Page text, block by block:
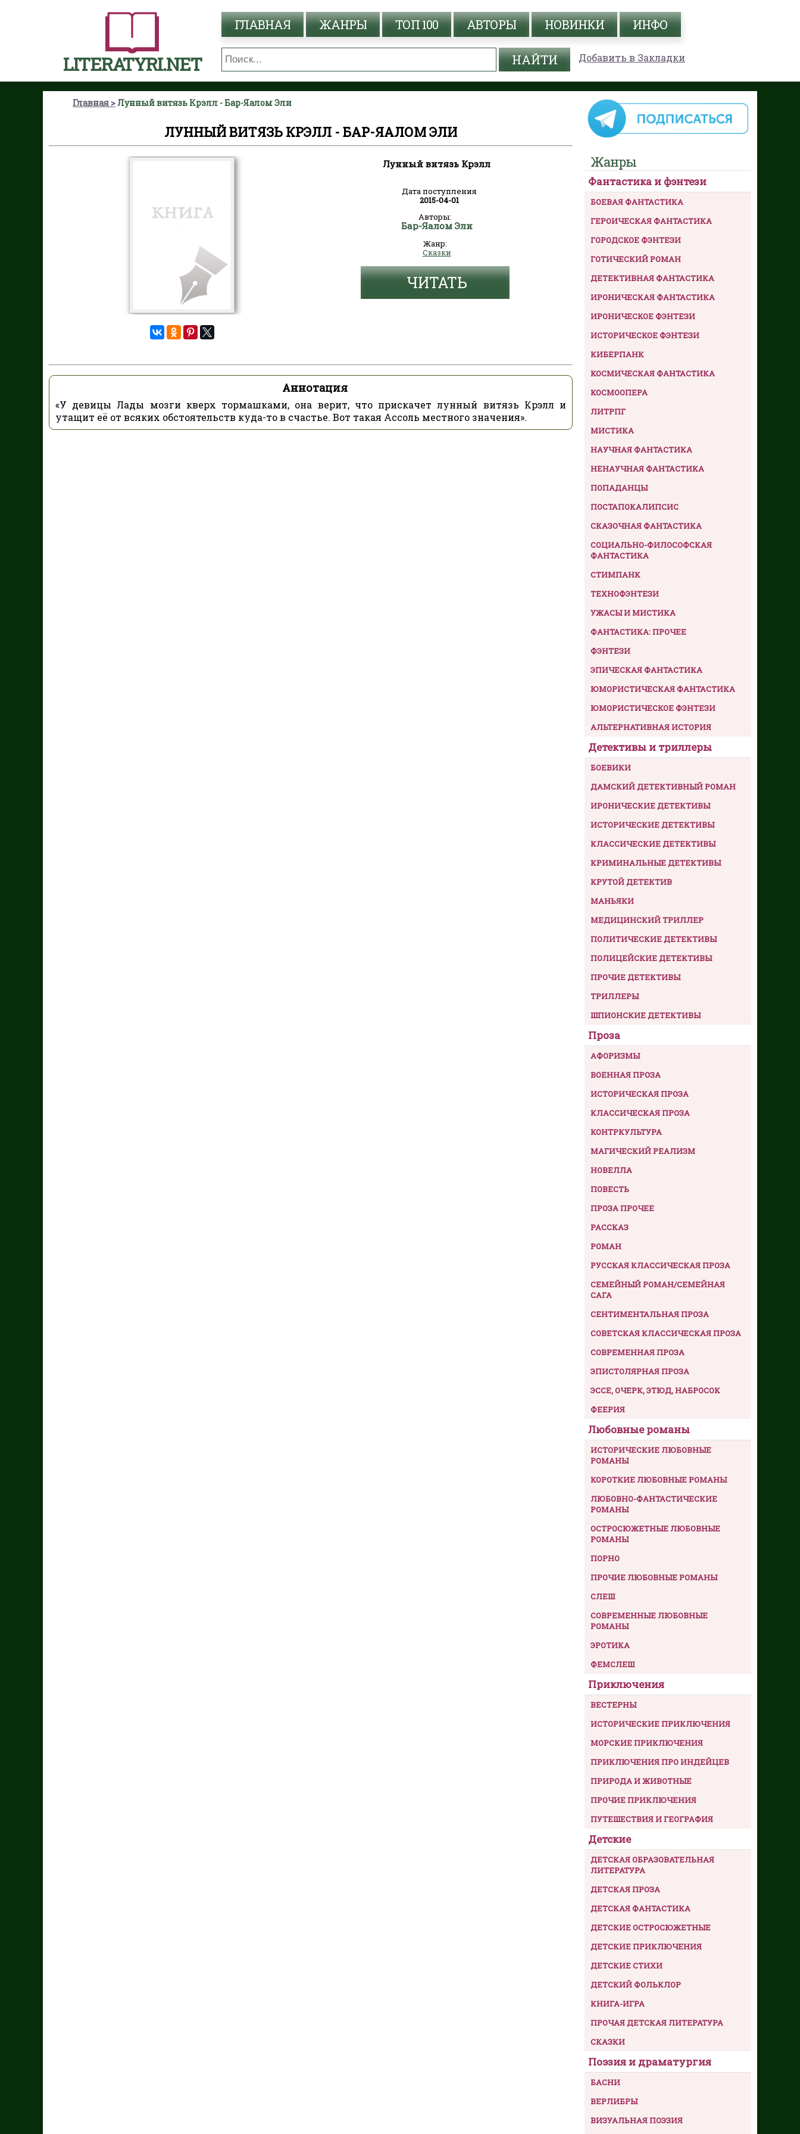
LITERATYRI.NET
ГЛАВНАЯ ЖАНРЫ ТОП 100 АВТОРЫ НОВИНКИ ИНФО
Добавить в Закладки
Главная Лунный витязь Крэлл - Бар-Яалом Эли
ЛУННЫЙ ВИТЯЗЬ КРЭЛЛ - БАР-ЯАЛОМ ЭЛИ
Лунный витязь Крэлл
Дата поступления
2015-04-01
Авторы:
Бар-Яалом Эли
Жанр:
Сказки
ЧИТАТЬ
Аннотация
«У девицы Лады мозги кверх тормашками, она верит, что прискачет лунный витязь Крэлл и
утащит её от всяких обстоятельств куда-то в счастье. Вот такая Ассоль местного значения».
Жанры
Фантастика и фэнтези
БОЕВАЯ ФАНТАСТИКА
ГЕРОИЧЕСКАЯ ФАНТАСТИКА
ГОРОДСКОЕ ФЭНТЕЗИ
ГОТИЧЕСКИЙ РОМАН
ДЕТЕКТИВНАЯ ФАНТАСТИКА
ИРОНИЧЕСКАЯ ФАНТАСТИКА
ИРОНИЧЕСКОЕ ФЭНТЕЗИ
ИСТОРИЧЕСКОЕ ФЭНТЕЗИ
КИБЕРПАНК
КОСМИЧЕСКАЯ ФАНТАСТИКА
КОСМООПЕРА
ЛИТРПГ
МИСТИКА
НАУЧНАЯ ФАНТАСТИКА
НЕНАУЧНАЯ ФАНТАСТИКА
ПОПАДАНЦЫ
ПОСТАПОКАЛИПСИС
СКАЗОЧНАЯ ФАНТАСТИКА
СОЦИАЛЬНО-ФИЛОСОФСКАЯ
ФАНТАСТИКА
СТИМПАНК
ТЕХНОФЭНТЕЗИ
УЖАСЫ И МИСТИКА
ФАНТАСТИКА: ПРОЧЕЕ
ФЭНТЕЗИ
ЭПИЧЕСКАЯ ФАНТАСТИКА
ЮМОРИСТИЧЕСКАЯ ФАНТАСТИКА
ЮМОРИСТИЧЕСКОЕ ФЭНТЕЗИ
АЛЬТЕРНАТИВНАЯ ИСТОРИЯ
Детективы и триллеры
БОЕВИКИ
ДАМСКИЙ ДЕТЕКТИВНЫЙ РОМАН
ИРОНИЧЕСКИЕ ДЕТЕКТИВЫ
ИСТОРИЧЕСКИЕ ДЕТЕКТИВЫ
КЛАССИЧЕСКИЕ ДЕТЕКТИВЫ
КРИМИНАЛЬНЫЕ ДЕТЕКТИВЫ
КРУТОЙ ДЕТЕКТИВ
МАНЬЯКИ
МЕДИЦИНСКИЙ ТРИЛЛЕР
ПОЛИТИЧЕСКИЕ ДЕТЕКТИВЫ
ПОЛИЦЕЙСКИЕ ДЕТЕКТИВЫ
ПРОЧИЕ ДЕТЕКТИВЫ
ТРИЛЛЕРЫ
ШПИОНСКИЕ ДЕТЕКТИВЫ
Проза
АФОРИЗМЫ
ВОЕННАЯ ПРОЗА
ИСТОРИЧЕСКАЯ ПРОЗА
КЛАССИЧЕСКАЯ ПРОЗА
КОНТРКУЛЬТУРА
МАГИЧЕСКИЙ РЕАЛИЗМ
НОВЕЛЛА
ПОВЕСТЬ
ПРОЗА ПРОЧЕЕ
РАССКАЗ
РОМАН
РУССКАЯ КЛАССИЧЕСКАЯ ПРОЗА
СЕМЕЙНЫЙ РОМАН/СЕМЕЙНАЯ
САГА
СЕНТИМЕНТАЛЬНАЯ ПРОЗА
СОВЕТСКАЯ КЛАССИЧЕСКАЯ ПРОЗА
СОВРЕМЕННАЯ ПРОЗА
ЭПИСТОЛЯРНАЯ ПРОЗА
ЭССЕ, ОЧЕРК, ЭТЮД, НАБРОСОК
ФЕЕРИЯ
Любовные романы
ИСТОРИЧЕСКИЕ ЛЮБОВНЫЕ
РОМАНЫ
КОРОТКИЕ ЛЮБОВНЫЕ РОМАНЫ
ЛЮБОВНО-ФАНТАСТИЧЕСКИЕ
РОМАНЫ
ОСТРОСЮЖЕТНЫЕ ЛЮБОВНЫЕ
РОМАНЫ
ПОРНО
ПРОЧИЕ ЛЮБОВНЫЕ РОМАНЫ
СЛЕШ
СОВРЕМЕННЫЕ ЛЮБОВНЫЕ
РОМАНЫ
ЭРОТИКА
ФЕМСЛЕШ
Приключения
ВЕСТЕРНЫ
ИСТОРИЧЕСКИЕ ПРИКЛЮЧЕНИЯ
МОРСКИЕ ПРИКЛЮЧЕНИЯ
ПРИКЛЮЧЕНИЯ ПРО ИНДЕЙЦЕВ
ПРИРОДА И ЖИВОТНЫЕ
ПРОЧИЕ ПРИКЛЮЧЕНИЯ
ПУТЕШЕСТВИЯ И ГЕОГРАФИЯ
Детские
ДЕТСКАЯ ОБРАЗОВАТЕЛЬНАЯ
ЛИТЕРАТУРА
ДЕТСКАЯ ПРОЗА
ДЕТСКАЯ ФАНТАСТИКА
ДЕТСКИЕ ОСТРОСЮЖЕТНЫЕ
ДЕТСКИЕ ПРИКЛЮЧЕНИЯ
ДЕТСКИЕ СТИХИ
ДЕТСКИЙ ФОЛЬКЛОР
КНИГА-ИГРА
ПРОЧАЯ ДЕТСКАЯ ЛИТЕРАТУРА
СКАЗКИ
Поэзия и драматургия
БАСНИ
ВЕРЛИБРЫ
ВИЗУАЛЬНАЯ ПОЭЗИЯ